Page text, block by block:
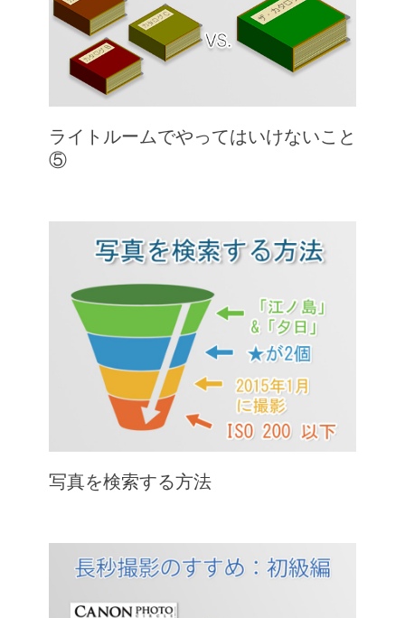
ライトルームでやってはいけないこと
⑤
写真を検索する方法